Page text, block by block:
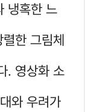
냉혹한 느
한 그림체
. 영상화 소
와 우려가